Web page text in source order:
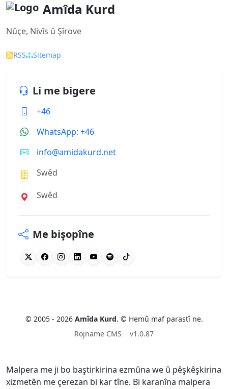
Amîda Kurd
Nûçe, Nivîs û Şîrove
RSS Sitemap
Li me bigere
+46
WhatsApp: +46
info@amidakurd.net
Swêd
Swêd
Me bişopîne
© 2005 - 2026 Amîda Kurd. © Hemû maf parastî ne.
Rojname CMS
v1.0.87
Malpera me ji bo baştirkirina ezmûna we û pêşkêşkirina
xizmetên me çerezan bi kar tîne. Bi karanîna malpera